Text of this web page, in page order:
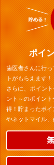
ポイ
歯医者さんに行
トがもらえます！
さらに、ポイン
ント～のポイン
得！貯まったポ
やネットマイル